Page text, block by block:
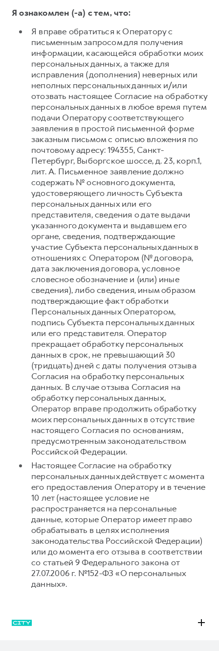
Я ознакомлен (-а) с тем, что:
Я вправе обратиться к Оператору с
письменным запросом для получения
информации, касающейся обработки моих
персональных данных, а также для
исправления (дополнения) неверных или
неполных персональных данных и/или
отозвать настоящее Согласие на обработку
персональных данных в любое время путем
подачи Оператору соответствующего
заявления в простой письменной форме
заказным письмом с описью вложения по
почтовому адресу: 194355, Санкт-
Петербург, Выборгское шоссе, д. 23, корп.1,
лит. А. Письменное заявление должно
содержать № основного документа,
удостоверяющего личность Субъекта
персональных данных или его
представителя, сведения о дате выдачи
указанного документа и выдавшем его
органе, сведения, подтверждающие
участие Субъекта персональных данных в
отношениях с Оператором (№ договора,
дата заключения договора, условное
словесное обозначение и (или) иные
сведения), либо сведения, иным образом
подтверждающие факт обработки
Персональных данных Оператором,
подпись Субъекта персональных данных
или его представителя. Оператор
прекращает обработку персональных
данных в срок, не превышающий 30
(тридцать) дней с даты получения отзыва
Согласия на обработку персональных
данных. В случае отзыва Согласия на
обработку персональных данных,
Оператор вправе продолжить обработку
моих персональных данных в отсутствие
настоящего Согласия по основаниям,
предусмотренным законодательством
Российской Федерации.
Настоящее Согласие на обработку
персональных данных действует с момента
его предоставления Оператору и в течение
10 лет (настоящее условие не
распространяется на персональные
данные, которые Оператор имеет право
обрабатывать в целях исполнения
законодательства Российской Федерации)
или до момента его отзыва в соответствии
со статьей 9 Федерального закона от
27.07.2006 г. №152-ФЗ «О персональных
данных».